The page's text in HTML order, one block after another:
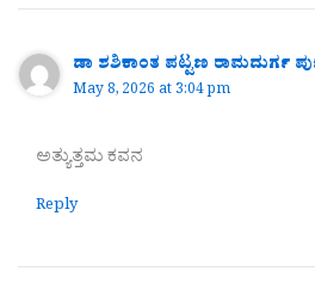
ಡಾ ಶಶಿಕಾಂತ ಪಟ್ಟಣ ರಾಮದುರ್ಗ
May 8, 2026 at 3:04 pm
ಅತ್ಯುತ್ತಮ ಕವನ
Reply